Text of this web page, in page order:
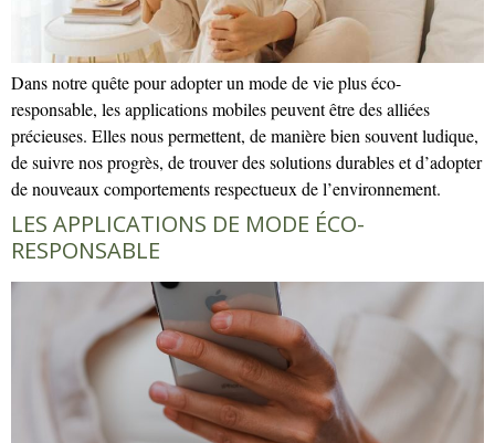
Dans notre quête pour adopter un mode de vie plus éco-
responsable, les applications mobiles peuvent être des alliées
précieuses. Elles nous permettent, de manière bien souvent ludique,
de suivre nos progrès, de trouver des solutions durables et d’adopter
de nouveaux comportements respectueux de l’environnement.
LES APPLICATIONS DE MODE ÉCO-
RESPONSABLE